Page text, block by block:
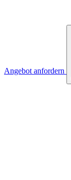
Angebot anfordern